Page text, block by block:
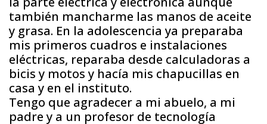
también mancharme las manos de aceite
y grasa. En la adolescencia ya preparaba
mis primeros cuadros e instalaciones
eléctricas, reparaba desde calculadoras a
bicis y motos y hacía mis chapucillas en
casa y en el instituto.
Tengo que agradecer a mi abuelo, a mi
padre y a un profesor de tecnología